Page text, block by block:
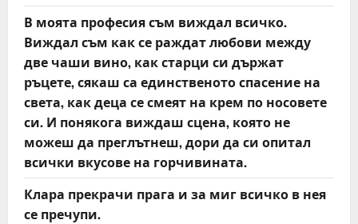
В моята професия съм виждал всичко.
Виждал съм как се раждат любови между
две чаши вино, как старци си държат
ръцете, сякаш са единственото спасение на
света, как деца се смеят на крем по носовете
си. И понякога виждаш сцена, която не
можеш да преглътнеш, дори да си опитал
всички вкусове на горчивината.
Клара прекрачи прага и за миг всичко в нея
се пречупи.